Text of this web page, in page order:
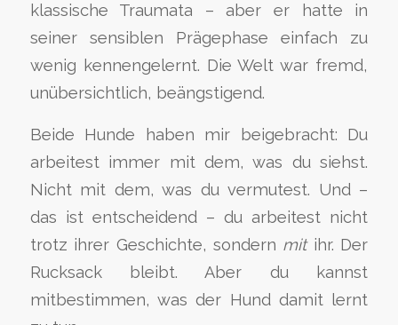
klassische Traumata – aber er hatte in
seiner sensiblen Prägephase einfach zu
wenig kennengelernt. Die Welt war fremd,
unübersichtlich, beängstigend.
Beide Hunde haben mir beigebracht: Du
arbeitest immer mit dem, was du siehst.
Nicht mit dem, was du vermutest. Und –
das ist entscheidend – du arbeitest nicht
trotz ihrer Geschichte, sondern mitihr. Der
Rucksack bleibt. Aber du kannst
mitbestimmen, was der Hund damit lernt